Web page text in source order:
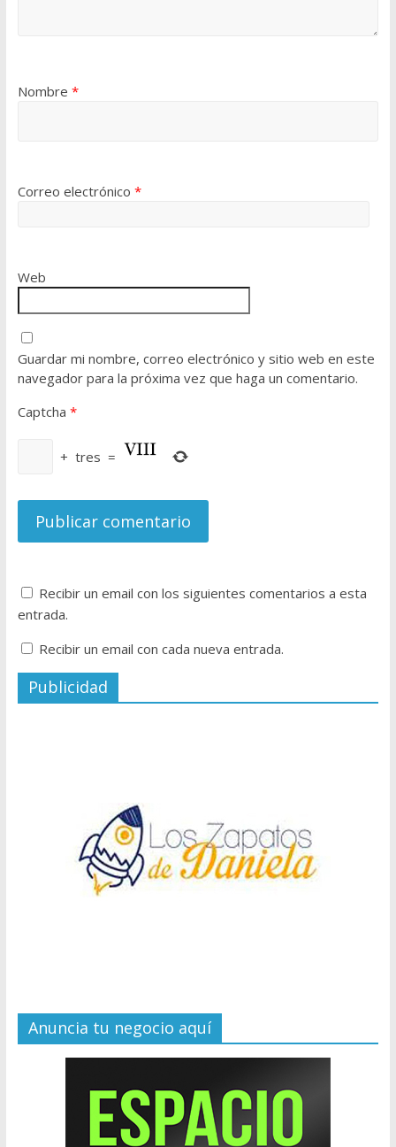
Nombre *
Correo electrónico *
Web
Guardar mi nombre, correo electrónico y sitio web en este
navegador para la próxima vez que haga un comentario.
Captcha *
+ tres =
Recibir un email con los siguientes comentarios a esta
entrada.
Recibir un email con cada nueva entrada.
Publicidad
Anuncia tu negocio aquí